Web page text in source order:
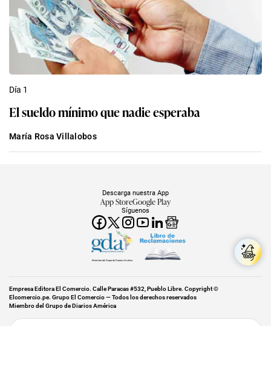
Día 1
El sueldo mínimo que nadie esperaba
María Rosa Villalobos
Síguenos
Descarga nuestra App
App StoreGoogle Play
Miembro del Grupo de Diarios América
Empresa Editora El Comercio. Calle Paracas #532, Pueblo Libre. Copyright ©
Elcomercio.pe. Grupo El Comercio — Todos los derechos reservados
Miembro del Grupo de Diarios América